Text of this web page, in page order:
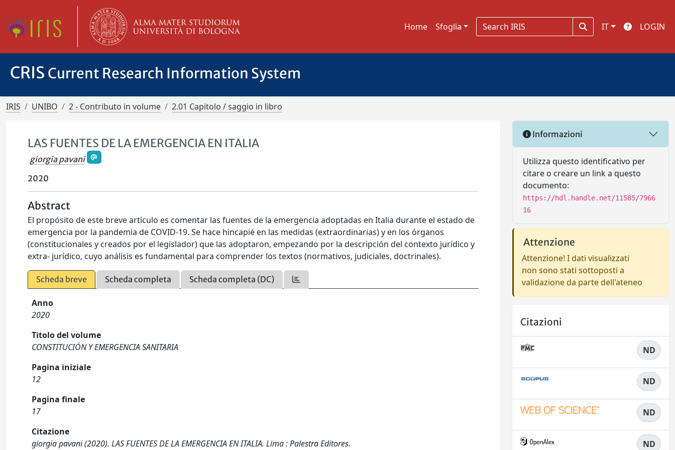
Home Sfoglia IT LOGIN
CRIS Current Research Information System
IRIS UNIBO 2 - Contributo in volume 2.01 Capitolo / saggio in libro
LAS FUENTES DE LA EMERGENCIA EN ITALIA
giorgia pavani
2020
Abstract
El propósito de este breve artículo es comentar las fuentes de la emergencia adoptadas en Italia durante el estado de
emergencia por la pandemia de COVID-19. Se hace hincapié en las medidas (extraordinarias) y en los órganos
(constitucionales y creados por el legislador) que las adoptaron, empezando por la descripción del contexto jurídico y
extra- jurídico, cuyo análisis es fundamental para comprender los textos (normativos, judiciales, doctrinales).
Scheda breve Scheda completa Scheda completa (DC)
Anno
2020
Titolo del volume
CONSTITUCIÓN Y EMERGENCIA SANITARIA
Pagina iniziale
12
Pagina finale
17
Citazione
giorgia pavani (2020). LAS FUENTES DE LA EMERGENCIA EN ITALIA. Lima : Palestra Editores.
Informazioni
Utilizza questo identificativo per
citare o creare un link a questo
documento:
https://hdl.handle.net/11585/7966
16
Attenzione
Attenzione! I dati visualizzati
non sono stati sottoposti a
validazione da parte dell'ateneo
Citazioni
ND
ND
ND
ND